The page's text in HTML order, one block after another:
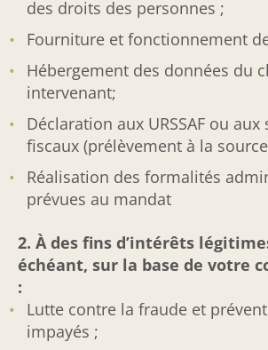
des droits des personnes ;
Fourniture et fonctionnement
Hébergement des données du
intervenant;
Déclaration aux URSSAF ou aux
fiscaux (prélèvement à la
Réalisation des formalités
prévues au mandat
2. À des fins d’intérêts
échéant, sur la base de votre
:
Lutte contre la fraude et
impayés ;